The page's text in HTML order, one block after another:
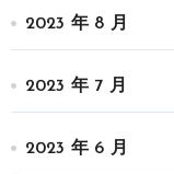
2023 年 8 月
2023 年 7 月
2023 年 6 月